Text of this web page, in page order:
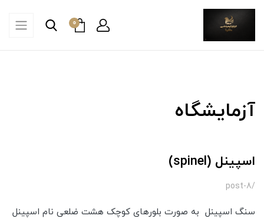
0
آزمایشگاه
اسپینل (spinel)
/post-8
سنگ اسپینل به صورت بلورهای کوچک هشت ضلعی نام اسپینل